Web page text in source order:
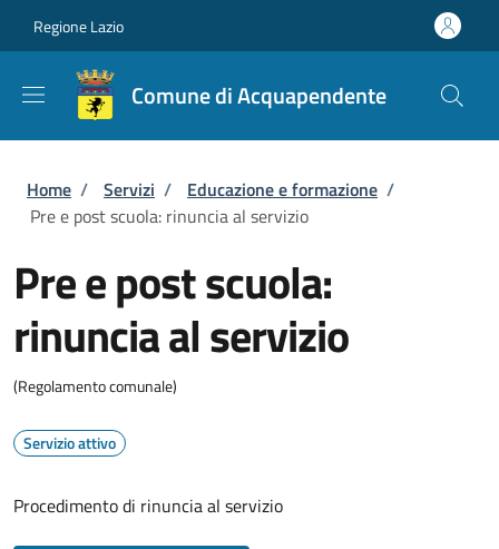
Regione Lazio
Comune di Acquapendente
Briciole di pane
Home / Servizi / Educazione e formazione /
Pre e post scuola: rinuncia al servizio
Pre e post scuola:
rinuncia al servizio
(Regolamento comunale)
Servizio attivo
Procedimento di rinuncia al servizio